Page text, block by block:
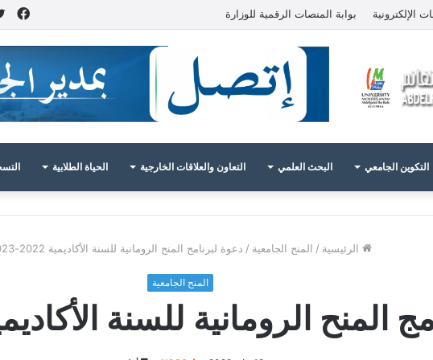
الإلكترونية بوابة المنصات الرقمية للوزارة
التكوين الجامعي البحث العلمي التعاون والعلاقات الخارجية الحياة الطلابية
الرئيسية / المنح الجامعية / دعوة لبرنامج المنح الرومانية للسنة الأكاديمية 2022-2023
المنح الجامعية
الرومانية للسنة الأكاديمية 2022-